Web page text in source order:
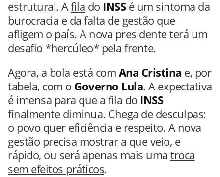
estrutural. Afila do INSSé um sintoma da
burocracia e da falta de gestão que
afligem o país. A nova presidente terá um
desafio *hercúleo* pela frente.
Agora, a bola está com Ana Cristina e, por
tabela, com o Governo Lula. A expectativa
é imensa para que a fila do INSS
finalmente diminua. Chega de desculpas;
o povo quer eficiência e respeito. A nova
gestão precisa mostrar a que veio, e
rápido, ou será apenas mais uma troca
sem efeitos práticos.